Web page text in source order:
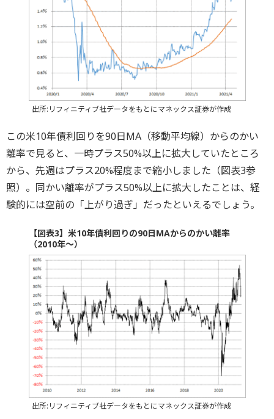
出所:リフィニティブ社データをもとにマネックス証券が作成
この米10年債利回りを90日MA（移動平均線）からのかい
離率で見ると、一時プラス50%以上に拡大していたところ
から、先週はプラス20%程度まで縮小しました（図表3参
照）。同かい離率がプラス50%以上に拡大したことは、経
験的には空前の「上がり過ぎ」だったといえるでしょう。
【図表3】米10年債利回りの90日MAからのかい離率
（2010年～）
出所:リフィニティブ社データをもとにマネックス証券が作成